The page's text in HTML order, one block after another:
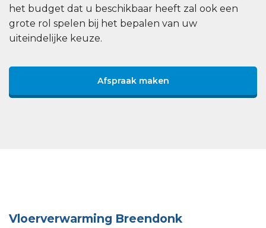
het budget dat u beschikbaar heeft zal ook een
grote rol spelen bij het bepalen van uw
uiteindelijke keuze.
Afspraak maken
Vloerverwarming Breendonk